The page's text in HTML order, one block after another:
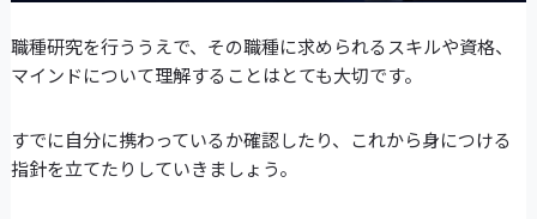
職種研究を行ううえで、その職種に求められるスキルや資格、
マインドについて理解することはとても大切です。
すでに自分に携わっているか確認したり、これから身につける
指針を立てたりしていきましょう。